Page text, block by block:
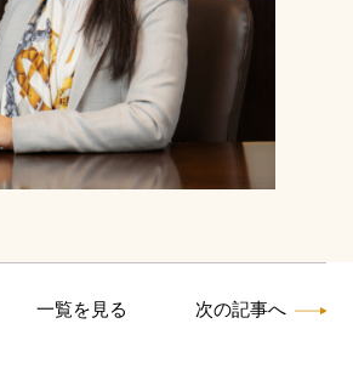
一覧を見る 次の記事へ